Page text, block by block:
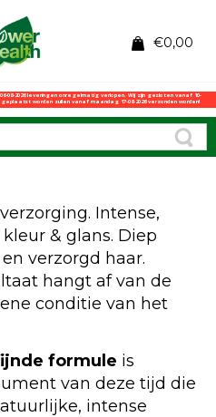
€0,00
08-2026 leveringen onregelmatig verlopen. Wij zijn gesloten vanaf 10-
geplaatst worden zullen vanaf maandag 17-08-2026 verzonden worden!
Intense,
& glans. Diep
verzorgd haar.
hangt af van de
conditie van het
formule is
van deze tijd die
intense